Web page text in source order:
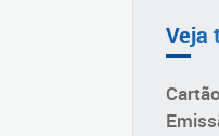
Veja